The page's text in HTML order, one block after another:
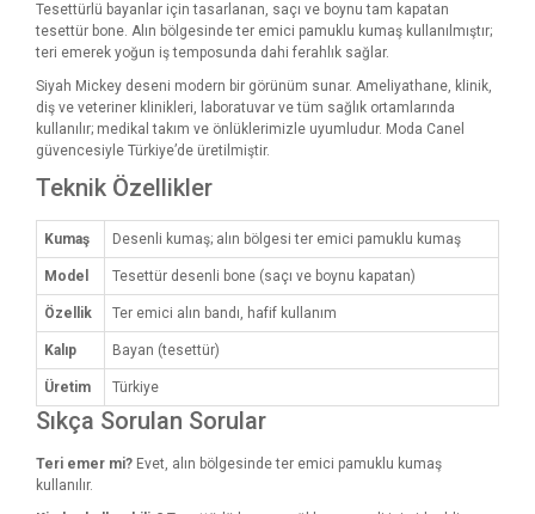
Tesettürlü bayanlar için tasarlanan, saçı ve boynu tam kapatan
tesettür bone. Alın bölgesinde ter emici pamuklu kumaş kullanılmıştır;
teri emerek yoğun iş temposunda dahi ferahlık sağlar.
Siyah Mickey deseni modern bir görünüm sunar. Ameliyathane, klinik,
diş ve veteriner klinikleri, laboratuvar ve tüm sağlık ortamlarında
kullanılır; medikal takım ve önlüklerimizle uyumludur. Moda Canel
güvencesiyle Türkiye’de üretilmiştir.
Teknik Özellikler
Kumaş Desenli kumaş; alın bölgesi ter emici pamuklu kumaş
Model Tesettür desenli bone (saçı ve boynu kapatan)
Özellik Ter emici alın bandı, hafif kullanım
Kalıp Bayan (tesettür)
Üretim Türkiye
Sıkça Sorulan Sorular
Teri emer mi? Evet, alın bölgesinde ter emici pamuklu kumaş
kullanılır.